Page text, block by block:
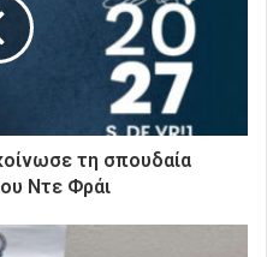
τη σπουδαία
Ντε Φράι